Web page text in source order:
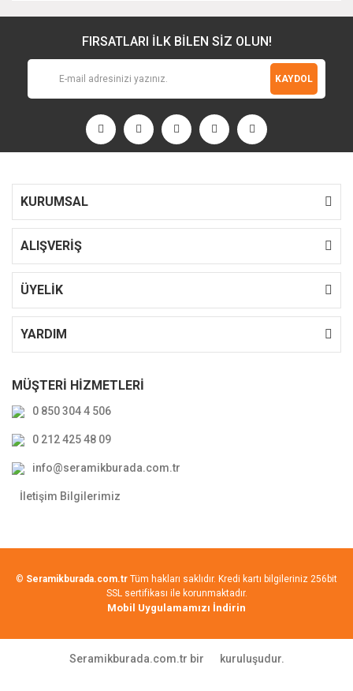
FIRSATLARI İLK BİLEN SİZ OLUN!
KAYDOL
KURUMSAL
ALIŞVERİŞ
ÜYELİK
YARDIM
MÜŞTERİ HİZMETLERİ
0 850 304 4 506
0 212 425 48 09
info@seramikburada.com.tr
İletişim Bilgilerimiz
© Seramikburada.com.tr Tüm hakları saklıdır. Kredi kartı bilgileriniz 256bit
SSL sertifikası ile korunmaktadır.
Mobil Uygulamamızı İndirin
Seramikburada.com.tr bir kuruluşudur.